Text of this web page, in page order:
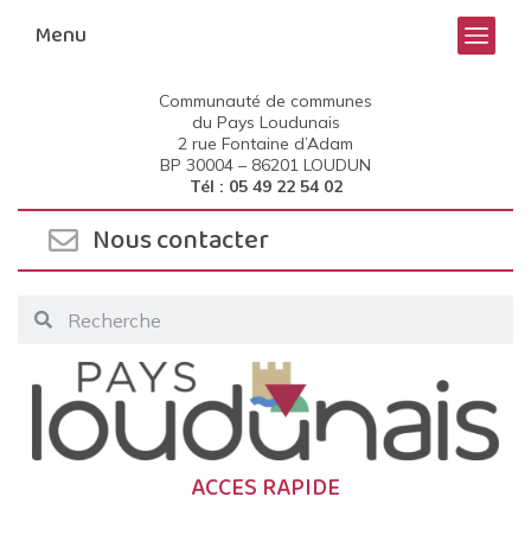
Menu
Communauté de communes
du Pays Loudunais
2 rue Fontaine d’Adam
BP 30004 – 86201 LOUDUN
Tél : 05 49 22 54 02
Nous contacter
ACCES RAPIDE